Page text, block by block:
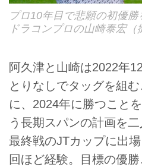
プロ10年目で悲願の初優
ドラコンプロの山崎泰宏（
阿久津と山崎は2022年
とりなしでタッグを組
に、2024年に勝つこと
う長期スパンの計画を
最終戦のJTカップに出
回ほど経験。目標の優